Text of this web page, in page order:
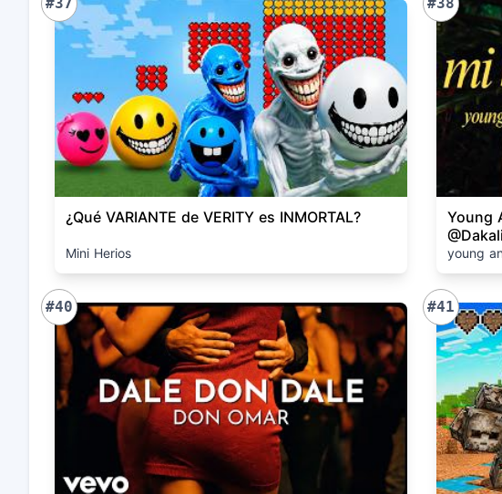
¿Qué VARIANTE de VERITY es INMORTAL?
Mini Herios
Young
Oficial)
young
#40 #41